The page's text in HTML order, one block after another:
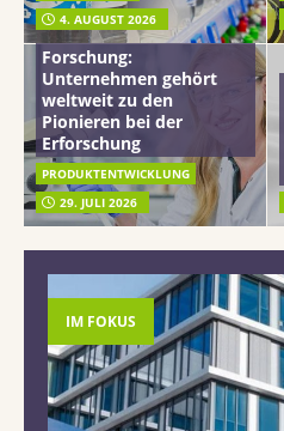
4. AUGUST 2026
Beiersdorf
Hautmikrobiom-
Forschung:
Unternehmen gehört
weltweit zu den
Pionieren bei der
Erforschung
PRODUKTENTWICKLUNG
29. JULI 2026
IM FOKUS